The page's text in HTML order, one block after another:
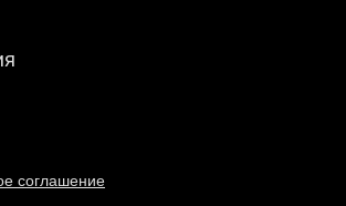
соглашение